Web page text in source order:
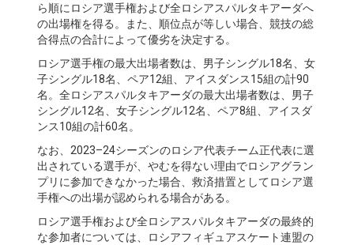
ら順にロシア選手権および全ロシアスパルタキアーダへ
の出場権を得る。また、順位点が等しい場合、競技の総
合得点の合計によって優劣を決定する。
ロシア選手権の最大出場者数は、男子シングル18名、女
子シングル18名、ペア12組、アイスダンス15組の計90
名。全ロシアスパルタキアーダの最大出場者数は、男子
シングル12名、女子シングル12名、ペア8組、アイスダ
ンス10組の計60名。
なお、2023–24シーズンのロシア代表チーム正代表に選
出されている選手が、やむを得ない理由でロシアグラン
プリに参加できなかった場合、救済措置としてロシア選
手権への出場が認められる場合がある。
ロシア選手権および全ロシアスパルタキアーダの最終的
な参加者については、ロシアフィギュアスケート連盟の